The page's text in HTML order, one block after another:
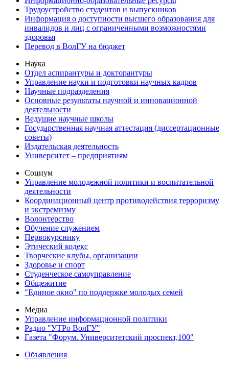
Трудоустройство студентов и выпускников
Информация о доступности высшего образования для
инвалидов и лиц с ограниченными возможностями
здоровья
Перевод в ВолГУ на бюджет
Наука
Отдел аспирантуры и докторантуры
Управление науки и подготовки научных кадров
Научные подразделения
Основные результаты научной и инновационной
деятельности
Ведущие научные школы
Государственная научная аттестация (диссертационные
советы)
Издательская деятельность
Университет – предприятиям
Социум
Управление молодежной политики и воспитательной
деятельности
Координационный центр противодействия терроризму
и экстремизму
Волонтерство
Обучение служением
Первокурснику
Этический кодекс
Творческие клубы, организации
Здоровье и спорт
Студенческое самоуправление
Общежитие
"Единое окно" по поддержке молодых семей
Медиа
Управление информационной политики
Радио "УТРо ВолГУ"
Газета "Форум. Университетский проспект,100"
Объявления